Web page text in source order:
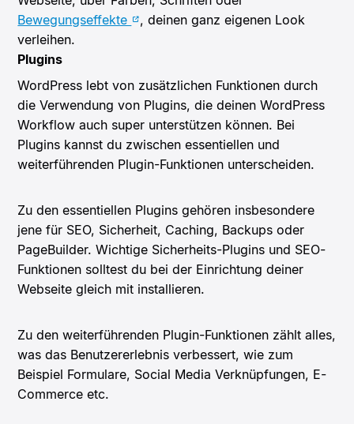
Bewegungseffekte
, deinen ganz eigenen Look
verleihen.
Plugins
WordPress lebt von zusätzlichen Funktionen durch
die Verwendung von Plugins, die deinen WordPress
Workflow auch super unterstützen können. Bei
Plugins kannst du zwischen essentiellen und
weiterführenden Plugin-Funktionen unterscheiden.
Zu den essentiellen Plugins gehören insbesondere
jene für SEO, Sicherheit, Caching, Backups oder
PageBuilder. Wichtige Sicherheits-Plugins und SEO-
Funktionen solltest du bei der Einrichtung deiner
Webseite gleich mit installieren.
Zu den weiterführenden Plugin-Funktionen zählt alles,
was das Benutzererlebnis verbessert, wie zum
Beispiel Formulare, Social Media Verknüpfungen, E-
Commerce etc.